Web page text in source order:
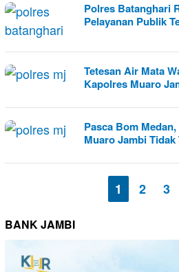
Polres Batanghari
Pelayanan Publik
Tetesan Air Mata
Kapolres Muaro
Pasca Bom
Muaro Jambi
1 2 3
BANK JAMBI